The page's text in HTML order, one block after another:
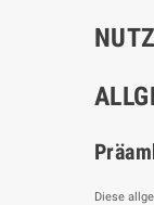
Diese